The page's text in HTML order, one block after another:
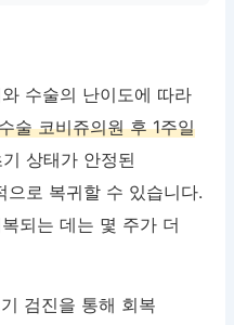
수술의 난이도에 따라
술 코비쥬의원 후 1주일
상태가 안정된
으로 복귀할 수 있습니다.
되는 데는 몇 주가 더
검진을 통해 회복